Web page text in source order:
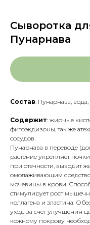
Сыворотка
Пунарнава
Состав: Пунарнава, вода,
Содержит: жирные
фитоэкдизоны, так же
сосудов.
Пунарнава в переводе
растение укрепляет
при отечности, выводит
омолаживающим
мочевины в крови.
стимулирует рост
коллагена и эластина.
уход за счёт улучшения
кожному покрову